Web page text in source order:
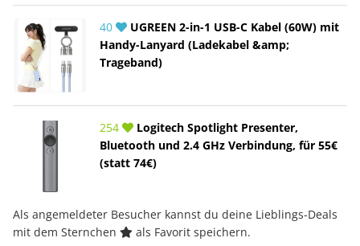
40
UGREEN 2-in-1 USB-C Kabel (60W) mit
Handy-Lanyard (Ladekabel &amp;
Trageband)
254
Logitech Spotlight Presenter,
Bluetooth und 2.4 GHz Verbindung, für 55€
(statt 74€)
Als angemeldeter Besucher kannst du deine Lieblings-Deals
mit dem Sternchen
als Favorit speichern.